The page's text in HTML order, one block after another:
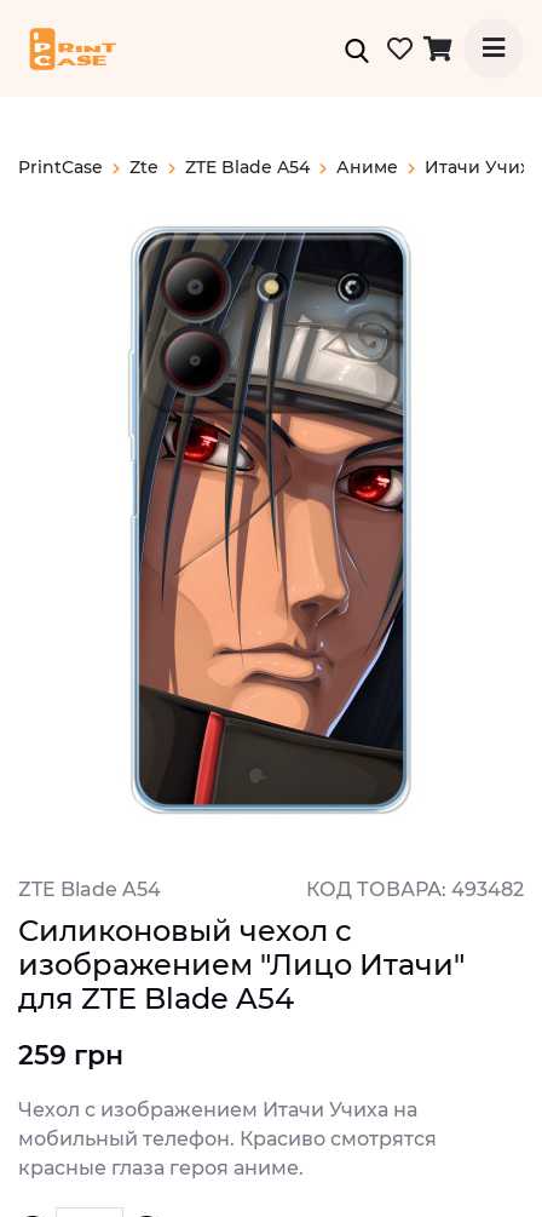
PrintCase Zte ZTE Blade A54 Аниме Итачи Учиха
ZTE Blade A54 КОД ТОВАРА: 493482
Силиконовый чехол с
изображением "Лицо Итачи"
для ZTE Blade A54
259 грн
Чехол с изображением Итачи Учиха на
мобильный телефон. Красиво смотрятся
красные глаза героя аниме.